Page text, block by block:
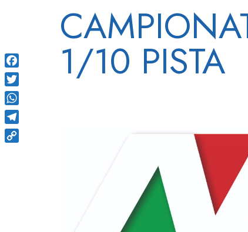
1/10 PISTA
Facebook
Twitter
WhatsApp
Telegram